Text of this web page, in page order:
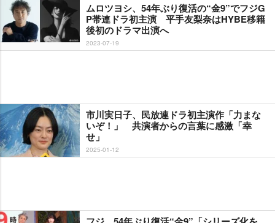
ムロツヨシ、54年ぶり復活の“金9”でフジG
P帯連ドラ初主演 平手友梨奈はHYBE移籍
後初のドラマ出演へ
2023-07-19
市川実日子、民放連ドラ初主演作「力まな
いぞ！」 共演者からの言葉に感激「幸
せ」
2025-01-12